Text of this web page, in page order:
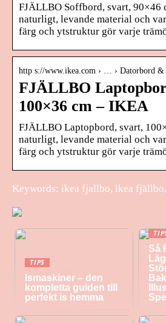
FJÄLLBO Soffbord, svart, 90×46
naturligt, levande material och
färg och ytstruktur gör varje
http s://www.ikea.com › … › Datorbord &
FJÄLLBO
100×36 cm – IKEA
FJÄLLBO Laptopbord, svart,
naturligt, levande material och
färg och ytstruktur gör varje
Keywords: ikea fjallbo, ikea
TIPS
Ismaskiner – den
kompletta guiden till
perfekt is hemma
Så